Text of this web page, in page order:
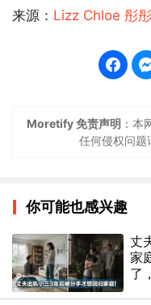
来源： Lizz Chloe 彤彤
Moretify 免责声明 ：本
任何侵权问题
你可能也感兴趣
丈
家
了